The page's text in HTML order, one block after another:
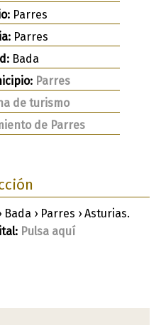
Parres
Parres
Bada
Parres
de turismo
de Parres
Bada › Parres › Asturias.
Pulsa aquí